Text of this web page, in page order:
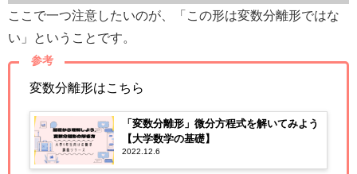
ここで一つ注意したいのが、「この形は変数分離形ではな
い」ということです。
参考
変数分離形はこちら
「変数分離形」微分方程式を解いてみよう
【大学数学の基礎】
2022.12.6